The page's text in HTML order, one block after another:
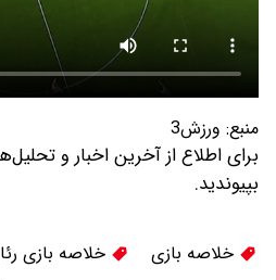
منبع: ورزش3
برای اطلاع از آخرین اخبار و
بپیوندید.
خلاصه بازی
خلاصه بازی